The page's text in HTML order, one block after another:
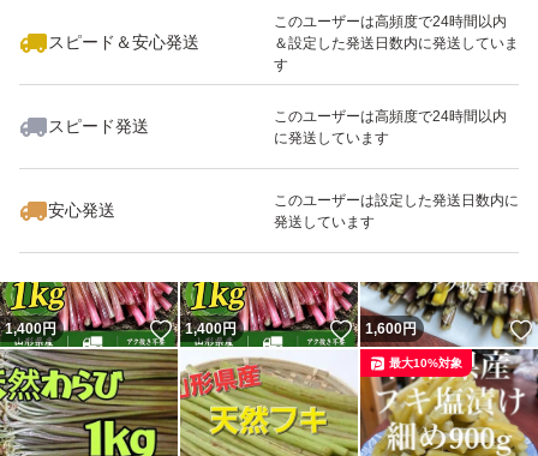
スピード＆安心発送
このユーザーは高頻度で24時間以内
＆設定した発送日数内に発送していま
す
スピード発送
このユーザーは高頻度で24時間以内
に発送しています
安心発送
このユーザーは設定した発送日数内に
発送しています
いいね！
1,400
1,400円 いいね！
1,400円 いいね！
1,600円
最大10%対象